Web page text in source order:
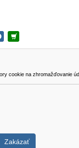
cookie na zhromažďovanie
Zakázať